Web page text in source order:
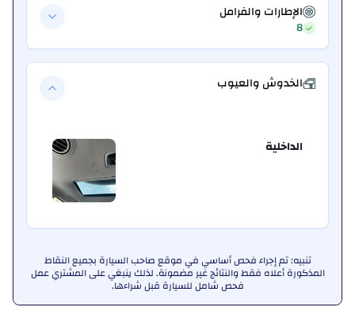
الإطارات والفرامل
8
الخدوش والعيوب
الداخلية
تنبيه: تم إجراء فحص أساسي في موقع صاحب السيارة بجميع النقاط
المذكورة أعلاه فقط والنتائج غير مضمونة. لذلك ينبغي على المشتري عمل
فحص شامل للسيارة قبل شراءها.